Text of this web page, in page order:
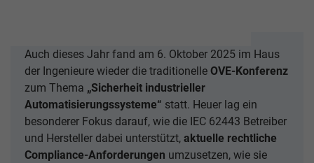
Auch dieses Jahr fand am 6. Oktober 2025 im Haus
der Ingenieure wieder die traditionelle OVE-Konferenz
zum Thema „Sicherheit industrieller
Automatisierungssysteme“ statt. Heuer lag ein
besonderer Fokus darauf, wie die IEC 62443 Betreiber
und Hersteller dabei unterstützt, aktuelle rechtliche
Compliance-Anforderungen umzusetzen, wie sie